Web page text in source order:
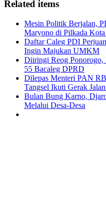
Related items
Mesin Politik Berjalan,
Maryono di Pilkada Kota
Daftar Caleg PDI
Ingin Majukan UMKM
Diiringi Reog Ponorogo,
55 Bacaleg DPRD
Dilepas Menteri PAN
Tangsel Ikuti Gerak
Bulan Bung Karno,
Melalui Desa-Desa